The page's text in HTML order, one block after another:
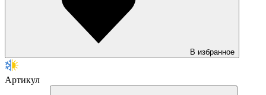
В избранное
Артикул